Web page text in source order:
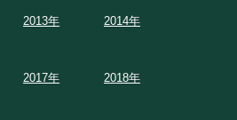
2013年 2014年
2017年 2018年